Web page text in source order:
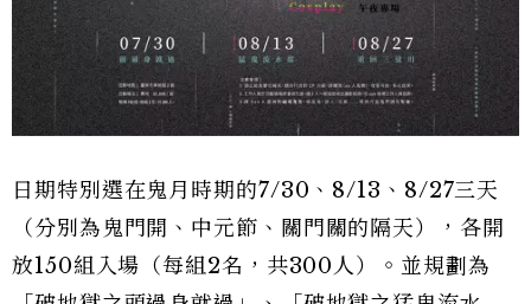
日期特別選在鬼月時期的7/30、8/13、8/27三天
（分別為鬼門開、中元節、關門關的隔天），各開
放150組入場（每組2名，共300人）。並規劃為